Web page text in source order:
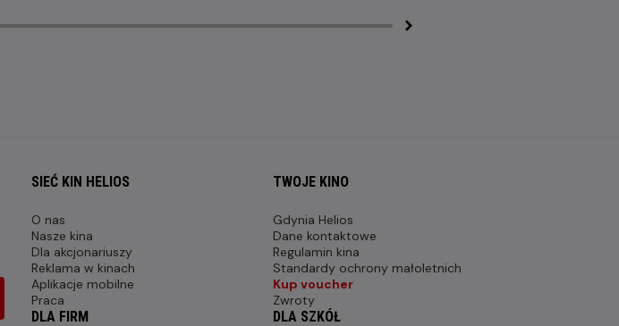
SIEĆ KIN HELIOS
O nas
Nasze kina
Dla akcjonariuszy
Reklama w kinach
Aplikacje mobilne
Praca
TWOJE KINO
Gdynia Helios
Dane kontaktowe
Regulamin kina
Standardy ochrony małoletnich
Kup voucher
Zwroty
DLA FIRM DLA SZKÓŁ